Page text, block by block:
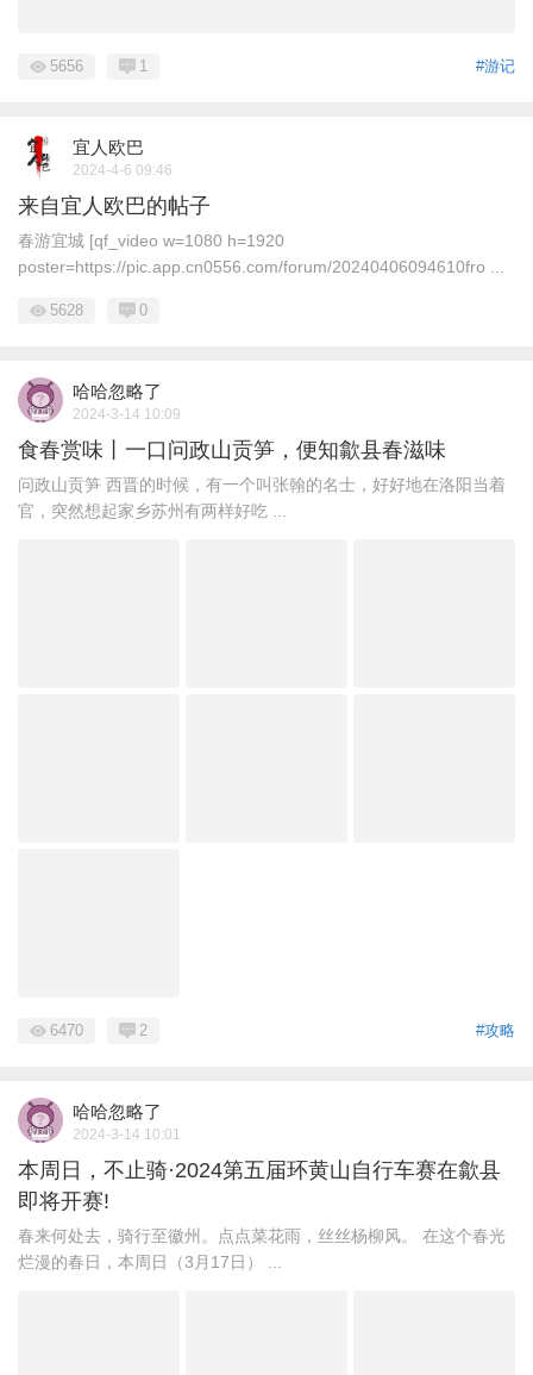
#游记
5656 1
宜人欧巴
2024-4-6 09:46
来自宜人欧巴的帖子
春游宜城 [qf_video w=1080 h=1920
poster=https://pic.app.cn0556.com/forum/20240406094610fro ...
5628 0
哈哈忽略了
2024-3-14 10:09
食春赏味丨一口问政山贡笋，便知歙县春滋味
问政山贡笋 西晋的时候，有一个叫张翰的名士，好好地在洛阳当着
官，突然想起家乡苏州有两样好吃 ...
#攻略
6470 2
哈哈忽略了
2024-3-14 10:01
本周日，不止骑·2024第五届环黄山自行车赛在歙县
即将开赛!
春来何处去，骑行至徽州。点点菜花雨，丝丝杨柳风。 在这个春光
烂漫的春日，本周日（3月17日） ...